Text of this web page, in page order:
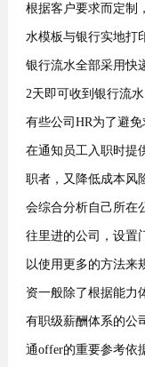
根据客户要求而定制
水模板与银行实地打
银行流水全部采用快
2天即可收到银行流水
有些公司HR为了避
在通知员工入职时提
职者，又降低成本风
会综合分析自己所在
往里进的公司，设置
以使用更多的方法来
资一般除了根据能力
有职级薪酬体系的公
通offer的重要参考依